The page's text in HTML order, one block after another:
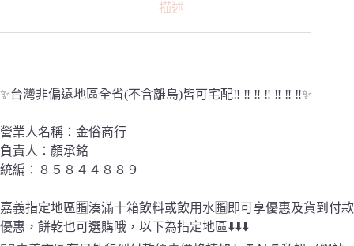
礦
泡
水
585mlx24
箱
超
優
描述
✨台灣非偏遠地區全省(不含離島)皆可宅配‼️ ‼️ ‼️ ‼️ ‼️ ‼️ ‼️✨
營業人名稱：金俗商行
負責人：顏承銘
統編：８５８４４８８９
嘉義指定地區🈯️湊滿十箱飲料或飲用水🈯️即可享優惠及貨到付款
優惠，餅乾也可選購哦，以下為指定地區⬇️⬇️⬇️